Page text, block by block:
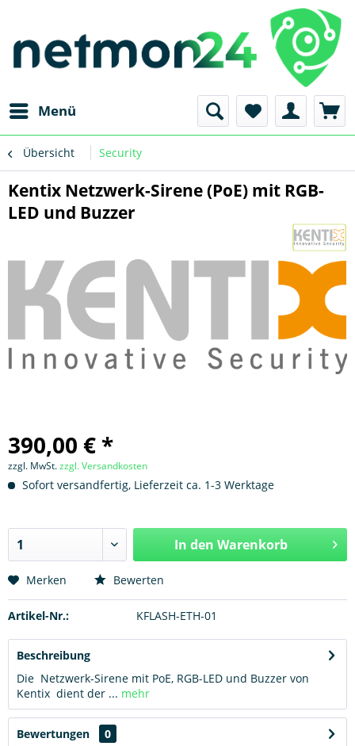
Menü
Übersicht Security
Kentix Netzwerk-Sirene (PoE) mit RGB-
LED und Buzzer
390,00 € *
zzgl. MwSt.zzgl. Versandkosten
Sofort versandfertig, Lieferzeit ca. 1-3 Werktage
In den Warenkorb
Merken Bewerten
Artikel-Nr.: KFLASH-ETH-01
Beschreibung
Die Netzwerk-Sirene mit PoE, RGB-LED und Buzzer von
Kentix dient der ... mehr
Bewertungen
0